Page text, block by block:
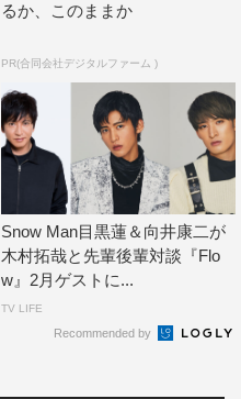
るか、このままか
PR(合同会社デジタルファーム )
Snow Man目黒蓮＆向井康二が
木村拓哉と先輩後輩対談『Flo
w』2月ゲストに...
TV LIFE
Recommended by